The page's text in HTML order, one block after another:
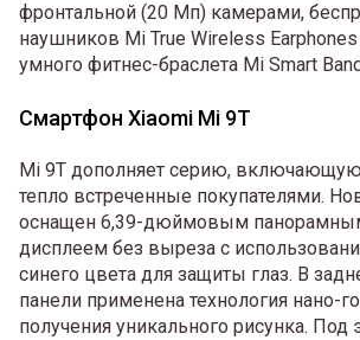
фронтальной (20 Мп) камерами,
наушников Mi True Wireless
умного фитнес-браслета Mi Smart
Смартфон Xiaomi Mi 9T
Mi 9T дополняет серию, включающую
тепло встреченные покупателями.
оснащен 6,39-дюймовым
дисплеем без выреза с
синего цвета для защиты глаз. В
панели применена технология нано-
получения уникального рисунка. Под